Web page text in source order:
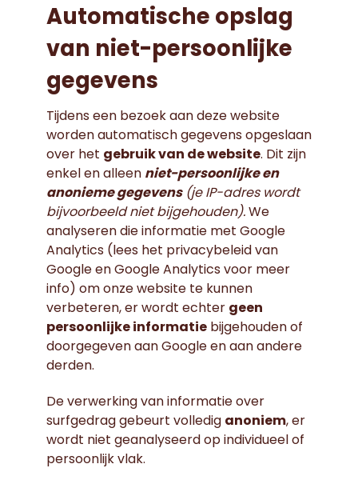
Automatische opslag
van niet-persoonlijke
gegevens
Tijdens een bezoek aan deze website
worden automatisch gegevens opgeslaan
over het gebruik van de website. Dit zijn
enkel en alleen niet-persoonlijke en
anonieme gegevens(je IP-adres wordt
bijvoorbeeld niet bijgehouden).We
analyseren die informatie met Google
Analytics (lees het privacybeleid van
Google en Google Analytics voor meer
info) om onze website te kunnen
verbeteren, er wordt echter geen
persoonlijke informatie bijgehouden of
doorgegeven aan Google en aan andere
derden.
De verwerking van informatie over
surfgedrag gebeurt volledig anoniem, er
wordt niet geanalyseerd op individueel of
persoonlijk vlak.